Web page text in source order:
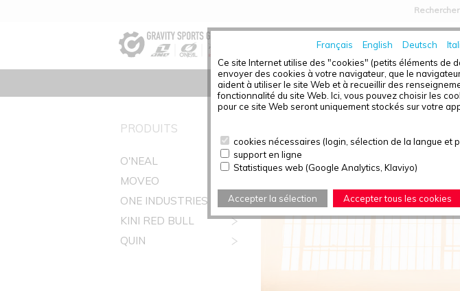
Français English Deutsch
Ce site Internet utilise des "cookies" (petits éléments de
envoyer des cookies à votre navigateur, que le
aident à utiliser le site Web et à recueillir des
fonctionnalité du site Web. Ici, vous pouvez choisir les
pour ce site Web seront uniquement stockés sur votre
cookies nécessaires (login, sélection de la langue et
support en ligne
Statistiques web (Google Analytics, Klaviyo)
Accepter la sélection Accepter tous les cookies
ACCUEIL
PRODUITS
O'NEAL
MOVEO
ONE INDUSTRIES
KINI RED BULL
QUIN